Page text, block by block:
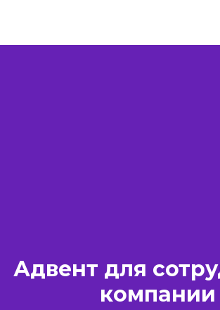
Адвент для
компании